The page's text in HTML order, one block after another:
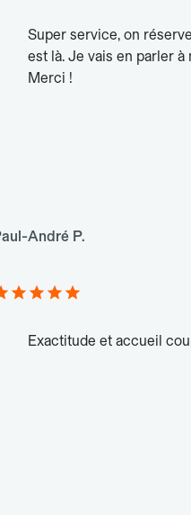
Super service, on
est là. Je vais en parler à
Merci !
André P.
Exactitude et accueil